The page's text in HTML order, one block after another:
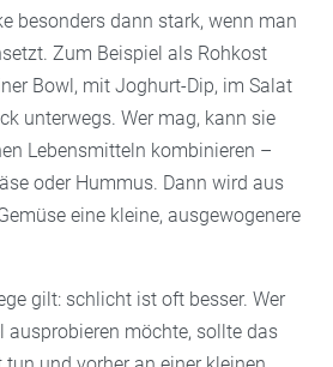
besonders dann stark, wenn man
Zum Beispiel als Rohkost
Bowl, mit Joghurt-Dip, im Salat
unterwegs. Wer mag, kann sie
Lebensmitteln kombinieren –
oder Hummus. Dann wird aus
eine kleine, ausgewogenere
gilt: schlicht ist oft besser. Wer
ausprobieren möchte, sollte das